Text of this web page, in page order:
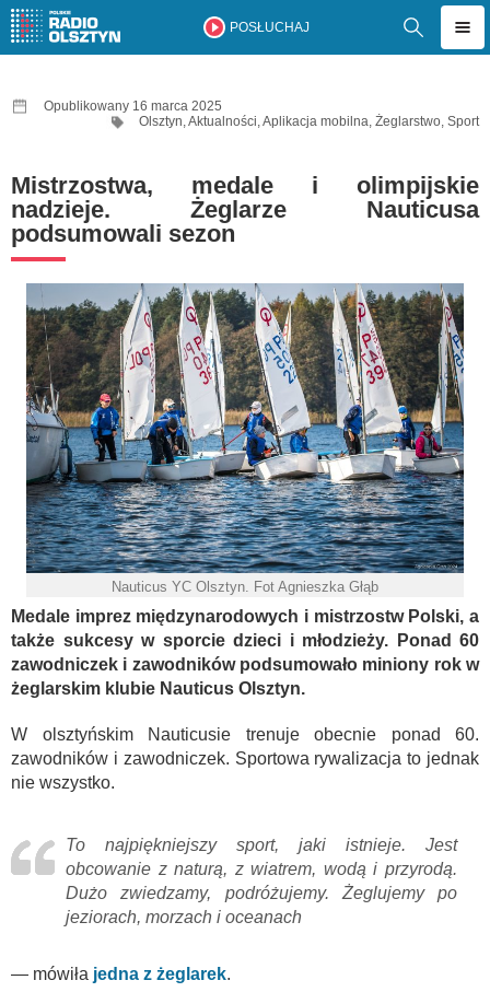
POSŁUCHAJ
Opublikowany 16 marca 2025
Olsztyn,Aktualności,Aplikacja mobilna, Żeglarstwo, Sport
Mistrzostwa, medale i olimpijskie
nadzieje. Żeglarze Nauticusa
podsumowali sezon
Nauticus YC Olsztyn. Fot Agnieszka Głąb
Medale imprez międzynarodowych i mistrzostw Polski, a
także sukcesy w sporcie dzieci i młodzieży. Ponad 60
zawodniczek i zawodników podsumowało miniony rok w
żeglarskim klubie Nauticus Olsztyn.
W olsztyńskim Nauticusie trenuje obecnie ponad 60.
zawodników i zawodniczek. Sportowa rywalizacja to jednak
nie wszystko.
To najpiękniejszy sport, jaki istnieje. Jest
obcowanie z naturą, z wiatrem, wodą i przyrodą.
Dużo zwiedzamy, podróżujemy. Żeglujemy po
jeziorach, morzach i oceanach
— mówiła jedna z żeglarek.